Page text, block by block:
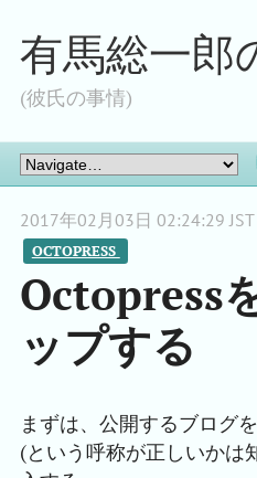
有馬総一郎
(彼氏の事情)
2017年02月03日 02:24:29 JST
OCTOPRESS
Octopress
ップする
まずは、公開するブログ
(という呼称が正しいかは